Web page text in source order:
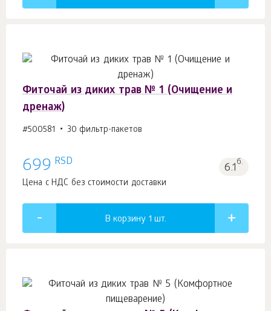
Фиточай из диких трав № 1 (Очищение и
дренаж)
#500581 30 фильтр-пакетов
699 RSD 6.1б.
Цена с НДС без стоимости доставки
В корзину 1 шт.